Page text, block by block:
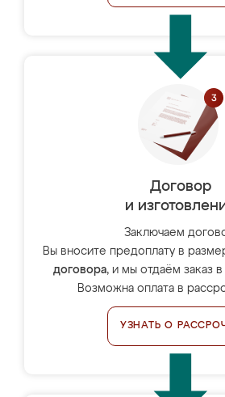
Договор
и
Заключаем
Вы вносите предоплату в
договора, и мы отдаём заказ
Возможна оплата в
УЗНАТЬ О